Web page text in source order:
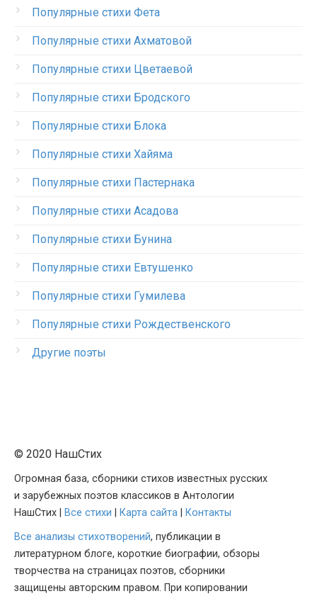
Популярные стихи Фета
Популярные стихи Ахматовой
Популярные стихи Цветаевой
Популярные стихи Бродского
Популярные стихи Блока
Популярные стихи Хайяма
Популярные стихи Пастернака
Популярные стихи Асадова
Популярные стихи Бунина
Популярные стихи Евтушенко
Популярные стихи Гумилева
Популярные стихи Рождественского
Другие поэты
© 2020 НашСтих
Огромная база, сборники стихов известных русских
и зарубежных поэтов классиков в Антологии
НашСтих |
Все стихи Карта сайта
Контакты
Все анализы стихотворений, публикации в
литературном блоге, короткие биографии, обзоры
творчества на страницах поэтов, сборники
защищены авторским правом. При копировании